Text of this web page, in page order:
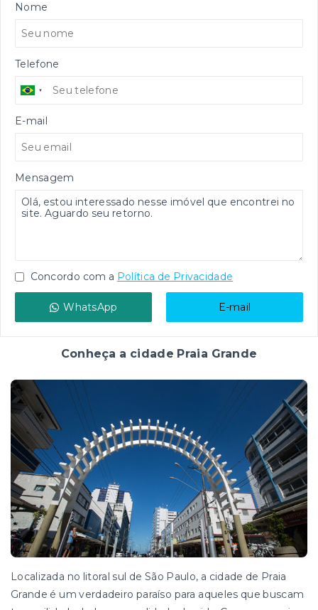
Nome
Telefone
E-mail
Mensagem
Concordo com a Política de Privacidade
WhatsApp E-mail
Conheça a cidade Praia Grande
Localizada no litoral sul de São Paulo, a cidade de Praia
Grande é um verdadeiro paraíso para aqueles que buscam